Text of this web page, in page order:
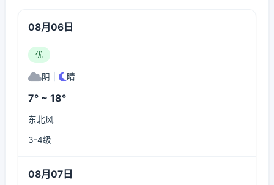
08月06日
优
阴 晴
7° ~ 18°
东北风
3-4级
08月07日